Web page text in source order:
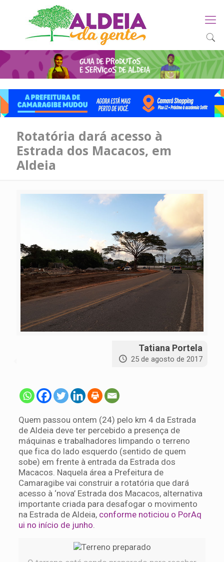
Rotatória dará acesso à
Estrada dos Macacos, em
Aldeia
Tatiana Portela
25 de agosto de 2017
Quem passou ontem (24) pelo km 4 da Estrada
de Aldeia deve ter percebido a presença de
máquinas e trabalhadores limpando o terreno
que fica do lado esquerdo (sentido de quem
sobe) em frente à entrada da Estrada dos
Macacos. Naquela área a Prefeitura de
Camaragibe vai construir a rotatória que dará
acesso à ‘nova’ Estrada dos Macacos, alternativa
importante criada para desafogar o movimento
na Estrada de Aldeia, conforme noticiou o PorAq
ui no início de junho